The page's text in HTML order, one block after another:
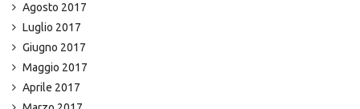
Agosto 2017
Luglio 2017
Giugno 2017
Maggio 2017
Aprile 2017